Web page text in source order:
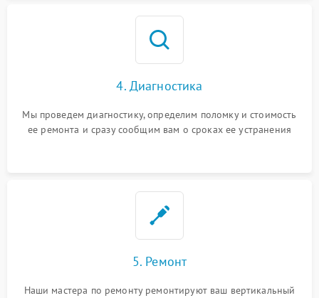
4. Диагностика
Мы проведем диагностику, определим поломку и стоимость
ее ремонта и сразу сообщим вам о сроках ее устранения
5. Ремонт
Наши мастера по ремонту ремонтируют ваш вертикальный